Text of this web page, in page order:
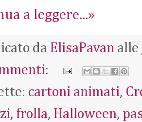
a leggere...»
da ElisaPavan alle
cartoni animati,
, frolla, Halloween,